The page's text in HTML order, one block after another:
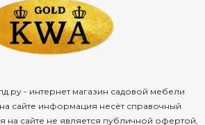
- интернет магазин садовой мебели
сайте информация несёт справочный
на сайте не является публичной офертой,